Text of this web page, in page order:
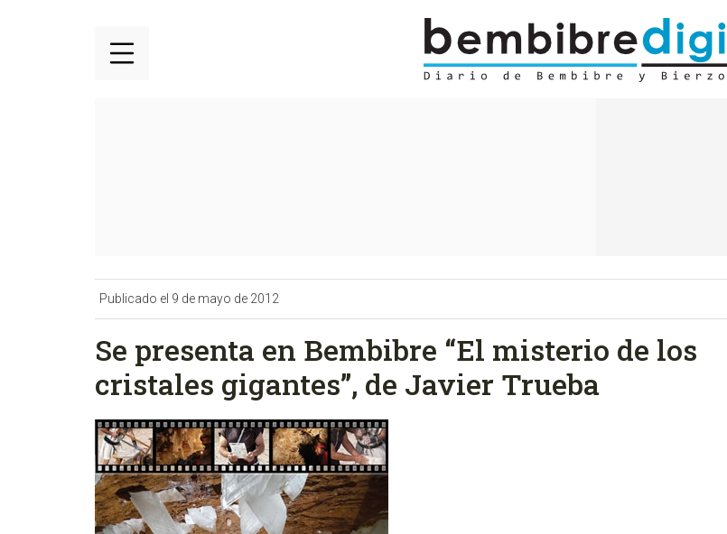
Publicado el 9 de mayo de 2012
Se presenta en Bembibre “El misterio de los
cristales gigantes”, de Javier Trueba